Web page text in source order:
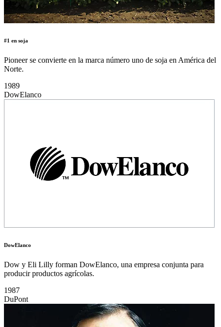
#1 en soja
Pioneer se convierte en la marca número uno de soja en América del
Norte.
1989
DowElanco
DowElanco
Dow y Eli Lilly forman DowElanco, una empresa conjunta para
producir productos agrícolas.
1987
DuPont